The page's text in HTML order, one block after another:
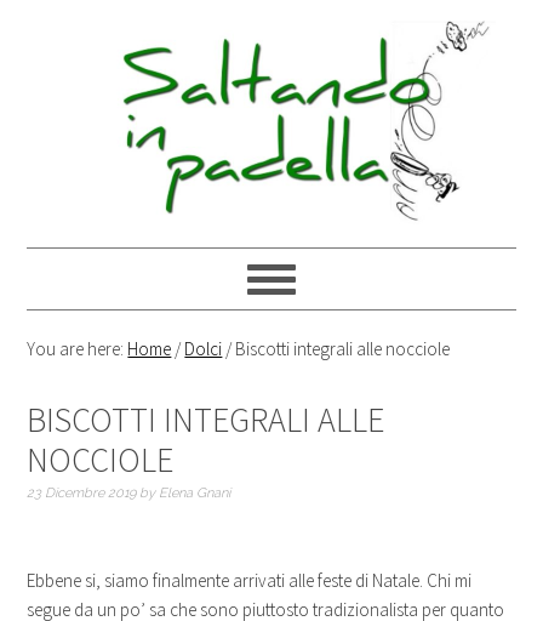
You are here: Home /Dolci /Biscotti integrali alle nocciole
BISCOTTI INTEGRALI ALLE
NOCCIOLE
23 Dicembre 2019by Elena Gnani
Ebbene si, siamo finalmente arrivati alle feste di Natale. Chi mi
segue da un po’ sa che sono piuttosto tradizionalista per quanto